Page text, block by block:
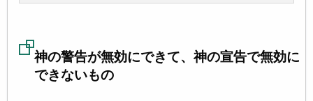
神の警告が無効にできて、神の宣告で無効に
できないもの